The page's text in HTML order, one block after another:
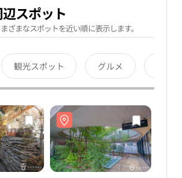
スポット
ざまなスポットを近い順に表示します。
観光スポット グルメ